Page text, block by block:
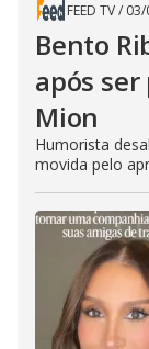
FEED TV/
Bento
após
Mion
Humorista
movida pelo